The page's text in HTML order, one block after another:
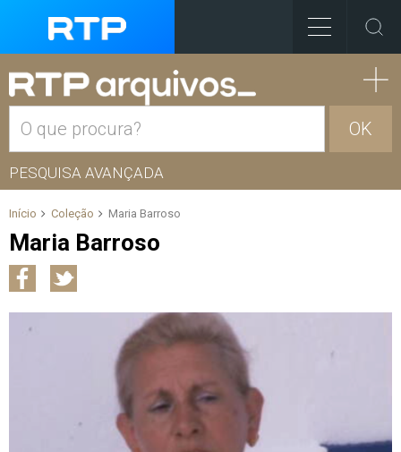
OK
PESQUISA AVANÇADA
Início Coleção Maria Barroso
Maria Barroso